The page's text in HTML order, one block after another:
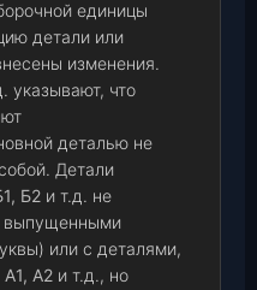
единицы
детали или
изменения.
указывают, что
деталью не
Детали
Б2 и т.д. не
выпущенными
или с деталями,
А1, А2 и т.д., но